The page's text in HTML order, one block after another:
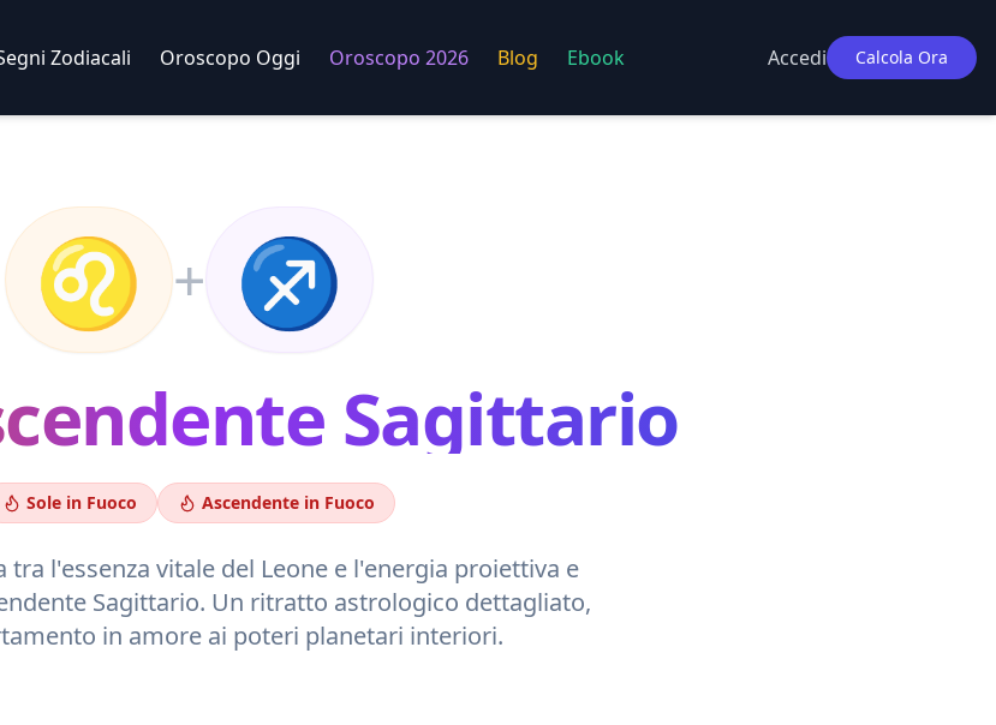
Zodiacali Oroscopo Oggi Oroscopo 2026 Blog Ebook Accedi Calcola Ora
♌ + ♐
Sagittario
Sole in Fuoco Ascendente in Fuoco
tra l'essenza vitale del Leone e l'energia proiettiva e
Sagittario. Un ritratto astrologico dettagliato,
in amore ai poteri planetari interiori.